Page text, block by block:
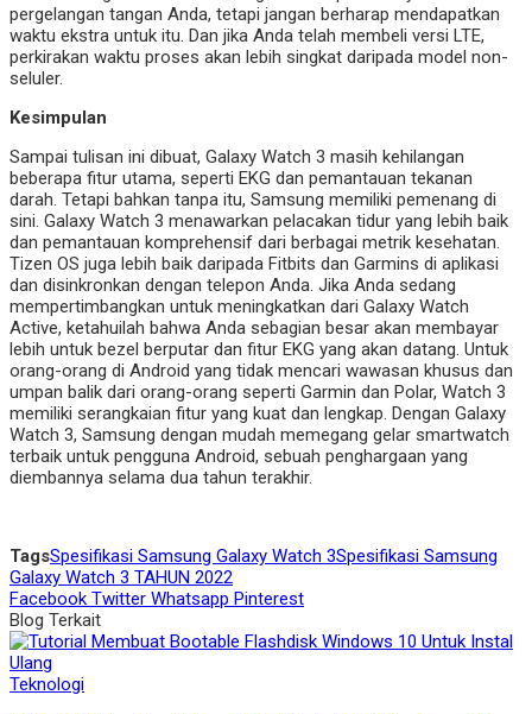
pergelangan tangan Anda, tetapi jangan berharap mendapatkan
waktu ekstra untuk itu. Dan jika Anda telah membeli versi LTE,
perkirakan waktu proses akan lebih singkat daripada model non-
seluler.
Kesimpulan
Sampai tulisan ini dibuat, Galaxy Watch 3 masih kehilangan
beberapa fitur utama, seperti EKG dan pemantauan tekanan
darah. Tetapi bahkan tanpa itu, Samsung memiliki pemenang di
sini. Galaxy Watch 3 menawarkan pelacakan tidur yang lebih baik
dan pemantauan komprehensif dari berbagai metrik kesehatan.
Tizen OS juga lebih baik daripada Fitbits dan Garmins di aplikasi
dan disinkronkan dengan telepon Anda. Jika Anda sedang
mempertimbangkan untuk meningkatkan dari Galaxy Watch
Active, ketahuilah bahwa Anda sebagian besar akan membayar
lebih untuk bezel berputar dan fitur EKG yang akan datang. Untuk
orang-orang di Android yang tidak mencari wawasan khusus dan
umpan balik dari orang-orang seperti Garmin dan Polar, Watch 3
memiliki serangkaian fitur yang kuat dan lengkap. Dengan Galaxy
Watch 3, Samsung dengan mudah memegang gelar smartwatch
terbaik untuk pengguna Android, sebuah penghargaan yang
diembannya selama dua tahun terakhir.
TagsSpesifikasi Samsung Galaxy Watch 3Spesifikasi Samsung
Galaxy Watch 3 TAHUN 2022
Facebook Twitter Whatsapp Pinterest
Blog Terkait
Teknologi